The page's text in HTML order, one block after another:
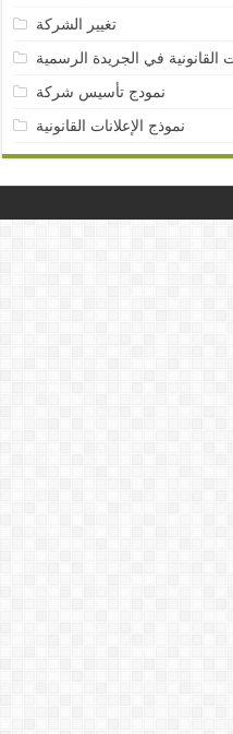
تغيير الشركة
القانونية في الجريدة الرسمية
نمودج تأسيس شركة
نموذج الإعلانات القانونية